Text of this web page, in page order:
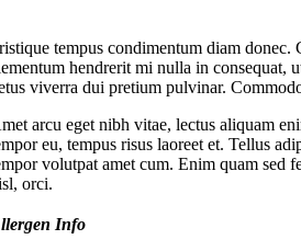
tempus condimentum diam
hendrerit mi nulla in consequat,
viverra dui pretium pulvinar.
arcu eget nibh vitae, lectus aliquam
eu, tempus risus laoreet et. Tellus
volutpat amet cum. Enim quam sed
orci.
Info